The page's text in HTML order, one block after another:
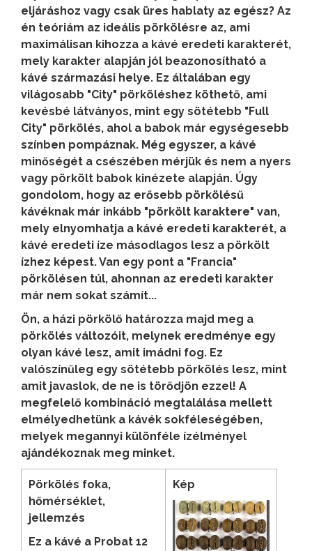
eljáráshoz vagy csak üres hablaty az egész? Az
én teóriám az ideális pörkölésre az, ami
maximálisan kihozza a kávé eredeti karakterét,
mely karakter alapján jól beazonosítható a
kávé származási helye. Ez általában egy
világosabb "City" pörköléshez köthető, ami
kevésbé látványos, mint egy sötétebb "Full
City" pörkölés, ahol a babok már egységesebb
színben pompáznak. Még egyszer, a kávé
minőségét a csészében mérjük és nem a nyers
vagy pörkölt babok kinézete alapján. Úgy
gondolom, hogy az erősebb pörkölésű
kávéknak már inkább "pörkölt karaktere" van,
mely elnyomhatja a kávé eredeti karakterét, a
kávé eredeti íze másodlagos lesz a pörkölt
ízhez képest. Van egy pont a "Francia"
pörkölésen túl, ahonnan az eredeti karakter
már nem sokat számít...
Ön, a házi pörkölő határozza majd meg a
pörkölés változóit, melynek eredménye egy
olyan kávé lesz, amit imádni fog. Ez
valószínűleg egy sötétebb pörkölés lesz, mint
amit javaslok, de ne is törődjön ezzel! A
megfelelő kombináció megtalálása mellett
elmélyedhetünk a kávék sokféleségében,
melyek megannyi különféle ízélményel
ajándékoznak meg minket.
Pörkölés foka,
hőmérséklet,
jellemzés
Ez a kávé a Probat 12
Kép